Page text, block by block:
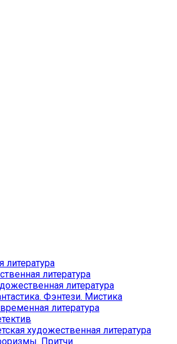
литература
литература
литература
Фэнтези. Мистика
литература
художественная литература
Притчи